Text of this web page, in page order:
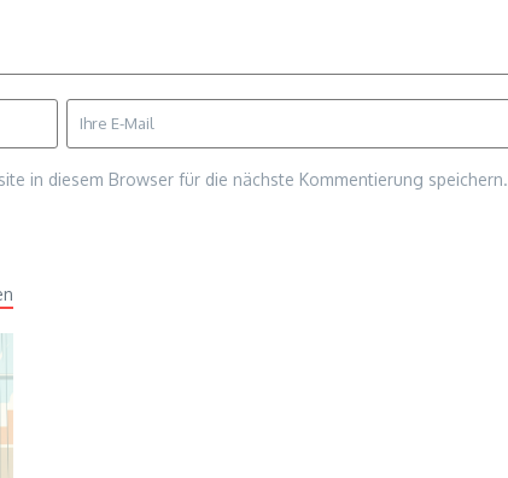
in diesem Browser für die nächste Kommentierung speichern.